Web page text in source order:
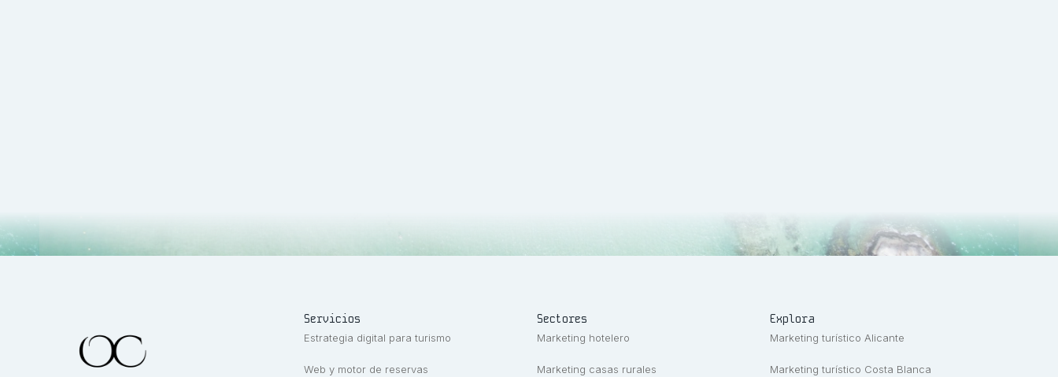
Servicios
Estrategia digital para turismo
Web y motor de reservas
Sectores
Marketing hotelero
Marketing casas rurales
Explora
Marketing turístico Alicante
Marketing turístico Costa Blanca